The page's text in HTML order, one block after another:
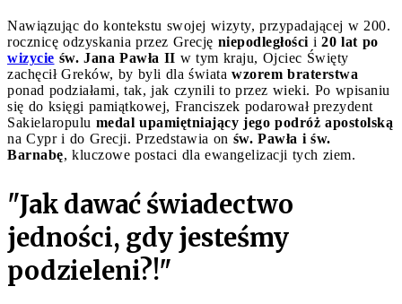
Nawiązując do kontekstu swojej wizyty, przypadającej w 200.
rocznicę odzyskania przez Grecję niepodległości i 20 lat po
wizycie św. Jana Pawła II w tym kraju, Ojciec Święty
zachęcił Greków, by byli dla świata wzorem braterstwa
ponad podziałami, tak, jak czynili to przez wieki. Po wpisaniu
się do księgi pamiątkowej, Franciszek podarował prezydent
Sakielaropulu medal upamiętniający jego podróż apostolską
na Cypr i do Grecji. Przedstawia on św. Pawła i św.
Barnabę, kluczowe postaci dla ewangelizacji tych ziem.
"Jak dawać świadectwo
jedności, gdy jesteśmy
podzieleni?!"